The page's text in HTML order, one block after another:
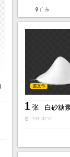
广东
源文件
1 张 白砂糖
2020-02-14